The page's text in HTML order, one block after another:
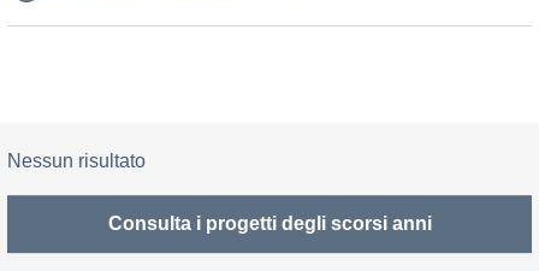
Nessun risultato
Consulta i progetti degli scorsi anni